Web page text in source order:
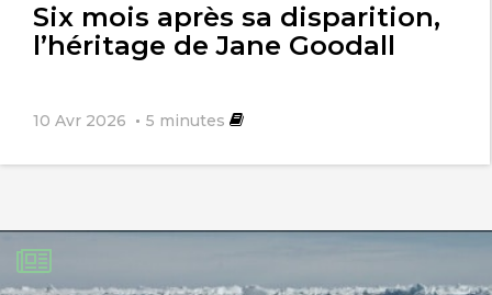
Six mois après sa disparition,
l’héritage de Jane Goodall
10 Avr 2026 5 minutes